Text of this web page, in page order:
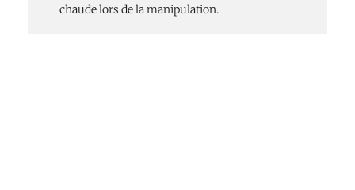
chaude lors de la manipulation.